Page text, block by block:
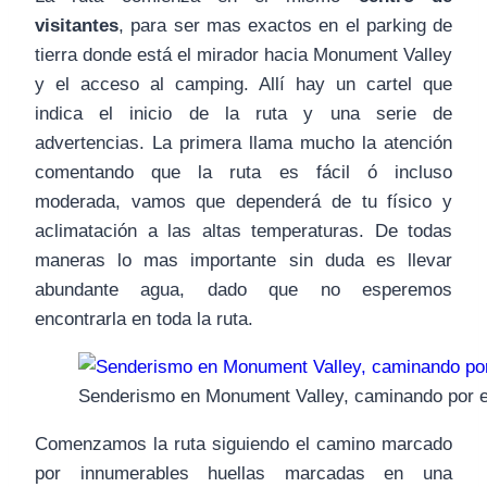
visitantes, para ser mas exactos en el parking de
tierra donde está el mirador hacia Monument Valley
y el acceso al camping. Allí hay un cartel que
indica el inicio de la ruta y una serie de
advertencias. La primera llama mucho la atención
comentando que la ruta es fácil ó incluso
moderada, vamos que dependerá de tu físico y
aclimatación a las altas temperaturas. De todas
maneras lo mas importante sin duda es llevar
abundante agua, dado que no esperemos
encontrarla en toda la ruta.
Senderismo en Monument Valley, caminando por
Comenzamos la ruta siguiendo el camino marcado
por innumerables huellas marcadas en una